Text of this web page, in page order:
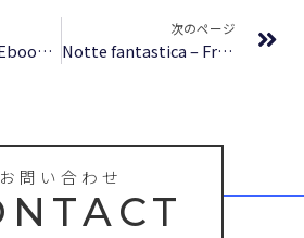
The Darkness : Ebook Free
次のページ
Notte fantastica – Free Books PDF
お問い合わせ